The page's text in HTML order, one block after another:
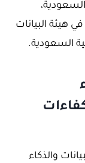
السعودية،
البيانات
السعودية.
والذكاء